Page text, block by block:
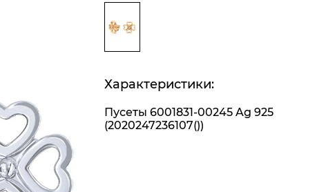
Характеристики:
Пусеты 6001831-00245 Ag 925
(2020247236107())